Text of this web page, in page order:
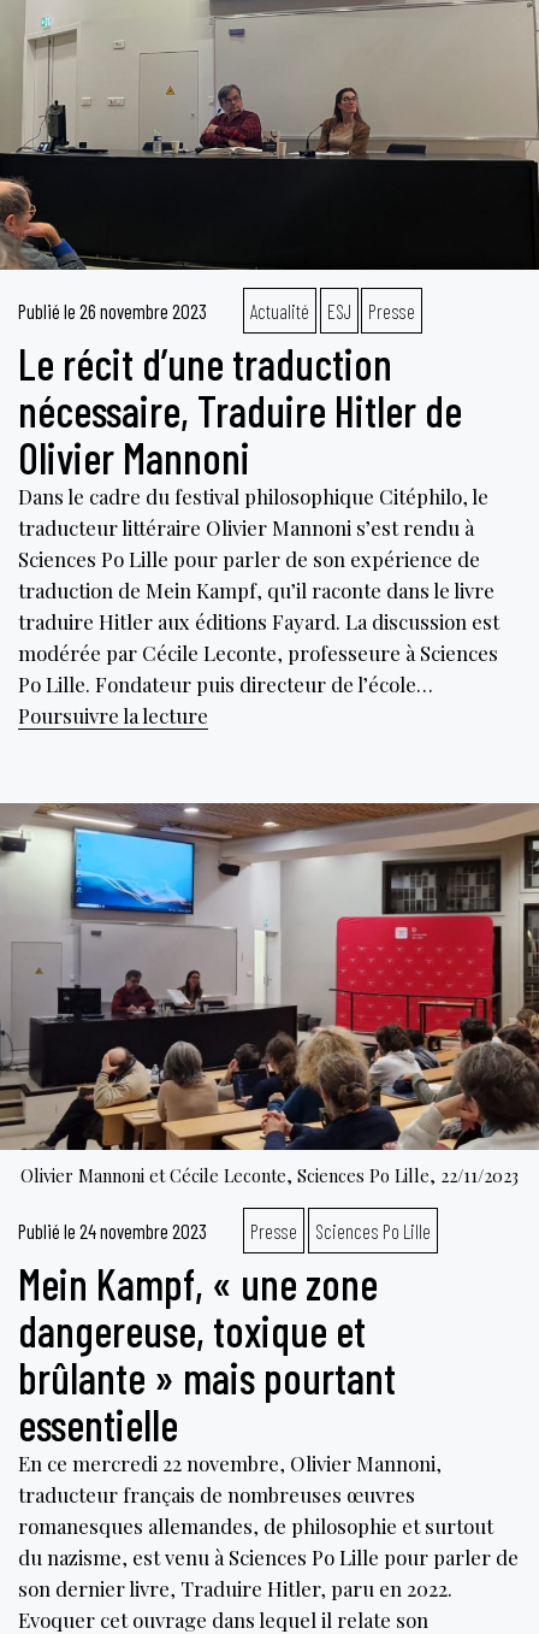
Publié le 26 novembre 2023 Actualité ESJ Presse
Le récit d’une traduction
nécessaire, Traduire Hitler de
Olivier Mannoni
Dans le cadre du festival philosophique Citéphilo, le
traducteur littéraire Olivier Mannoni s’est rendu à
Sciences Po Lille pour parler de son expérience de
traduction de Mein Kampf, qu’il raconte dans le livre
traduire Hitler aux éditions Fayard. La discussion est
modérée par Cécile Leconte, professeure à Sciences
Po Lille. Fondateur puis directeur de l’école…
Poursuivre la lecture
traduction
nécessaire,
Traduire
Hitler
de
Olivier
Mannoni
Olivier Mannoni et Cécile Leconte, Sciences Po Lille, 22/11/2023
Publié le 24 novembre 2023 Presse Sciences Po Lille
Mein Kampf, « une zone
dangereuse, toxique et
brûlante » mais pourtant
essentielle
En ce mercredi 22 novembre, Olivier Mannoni,
traducteur français de nombreuses œuvres
romanesques allemandes, de philosophie et surtout
du nazisme, est venu à Sciences Po Lille pour parler de
son dernier livre, Traduire Hitler, paru en 2022.
Evoquer cet ouvrage dans lequel il relate son